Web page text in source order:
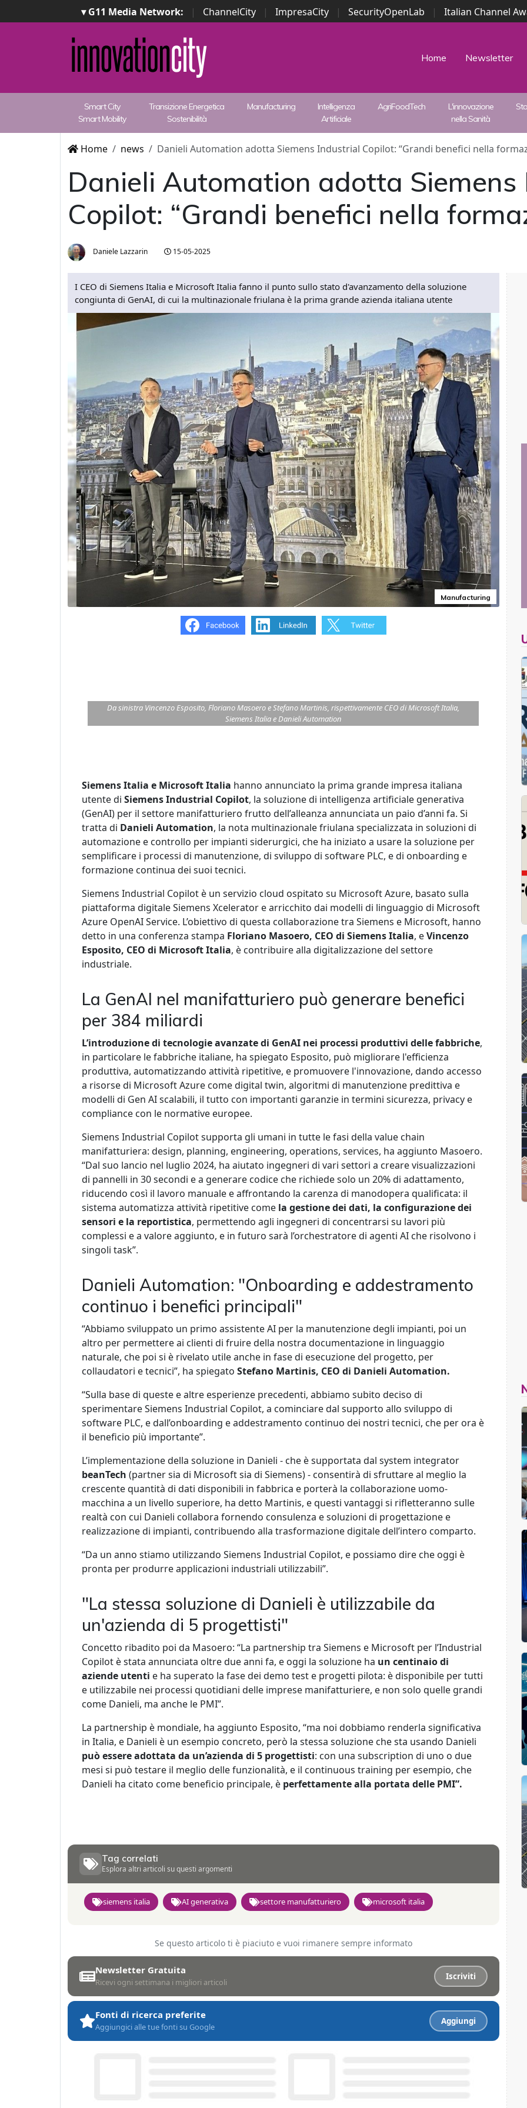
▾ G11 Media Network: | ChannelCity | ImpresaCity | SecurityOpenLab | Italian Channel
Security Awards | ...
Home Newsletter
Smart City
Smart Mobility
Transizione Energetica
Sostenibilità
Manufacturing
Intelligenza
Artificiale
AgriFoodTech
L'innovazione
nella Sanità
Home news Danieli Automation adotta Siemens Industrial Copilot: “Grandi benefici nella
Danieli Automation adotta Siemens
Copilot: “Grandi benefici nella
Daniele Lazzarin 15-05-2025
I CEO di Siemens Italia e Microsoft Italia fanno il punto sullo stato d'avanzamento della soluzione
congiunta di GenAI, di cui la multinazionale friulana è la prima grande azienda italiana utente
Manufacturing
Da sinistra Vincenzo Esposito, Floriano Masoero e Stefano Martinis, rispettivamente CEO di Microsoft Italia,
Siemens Italia e Danieli Automation
Siemens Italia e Microsoft Italia hanno annunciato la prima grande impresa italiana
utente di Siemens Industrial Copilot, la soluzione di intelligenza artificiale generativa
(GenAI) per il settore manifatturiero frutto dell’alleanza annunciata un paio d’anni fa. Si
tratta di Danieli Automation, la nota multinazionale friulana specializzata in soluzioni di
automazione e controllo per impianti siderurgici, che ha iniziato a usare la soluzione per
semplificare i processi di manutenzione, di sviluppo di software PLC, e di onboarding e
formazione continua dei suoi tecnici.
Siemens Industrial Copilot è un servizio cloud ospitato su Microsoft Azure, basato sulla
piattaforma digitale Siemens Xcelerator e arricchito dai modelli di linguaggio di Microsoft
Azure OpenAI Service. L’obiettivo di questa collaborazione tra Siemens e Microsoft, hanno
detto in una conferenza stampa Floriano Masoero, CEO di Siemens Italia, eVincenzo
Esposito, CEO di Microsoft Italia, è contribuire alla digitalizzazione del settore
industriale.
La GenAI nel manifatturiero può generare benefici
per 384 miliardi
L’introduzione di tecnologie avanzate di GenAI nei processi produttivi delle fabbriche,
in particolare le fabbriche italiane, ha spiegato Esposito, può migliorare l'efficienza
produttiva, automatizzando attività ripetitive, e promuovere l'innovazione, dando accesso
a risorse di Microsoft Azure come digital twin, algoritmi di manutenzione predittiva e
modelli di Gen AI scalabili, il tutto con importanti garanzie in termini sicurezza, privacy e
compliance con le normative europee.
Siemens Industrial Copilot supporta gli umani in tutte le fasi della value chain
manifatturiera: design, planning, engineering, operations, services, ha aggiunto Masoero.
“Dal suo lancio nel luglio 2024, ha aiutato ingegneri di vari settori a creare visualizzazioni
di pannelli in 30 secondi e a generare codice che richiede solo un 20% di adattamento,
riducendo così il lavoro manuale e affrontando la carenza di manodopera qualificata: il
sistema automatizza attività ripetitive come la gestione dei dati, la configurazione dei
sensori e la reportistica, permettendo agli ingegneri di concentrarsi su lavori più
complessi e a valore aggiunto, e in futuro sarà l’orchestratore di agenti AI che risolvono i
singoli task”.
Danieli Automation: "Onboarding e addestramento
continuo i benefici principali"
“Abbiamo sviluppato un primo assistente AI per la manutenzione degli impianti, poi un
altro per permettere ai clienti di fruire della nostra documentazione in linguaggio
naturale, che poi si è rivelato utile anche in fase di esecuzione del progetto, per
collaudatori e tecnici”, ha spiegato Stefano Martinis, CEO di Danieli Automation.
“Sulla base di queste e altre esperienze precedenti, abbiamo subito deciso di
sperimentare Siemens Industrial Copilot, a cominciare dal supporto allo sviluppo di
software PLC, e dall’onboarding e addestramento continuo dei nostri tecnici, che per ora è
il beneficio più importante”.
L’implementazione della soluzione in Danieli - che è supportata dal system integrator
beanTech (partner sia di Microsoft sia di Siemens) - consentirà di sfruttare al meglio la
crescente quantità di dati disponibili in fabbrica e porterà la collaborazione uomo-
macchina a un livello superiore, ha detto Martinis, e questi vantaggi si rifletteranno sulle
realtà con cui Danieli collabora fornendo consulenza e soluzioni di progettazione e
realizzazione di impianti, contribuendo alla trasformazione digitale dell’intero comparto.
“Da un anno stiamo utilizzando Siemens Industrial Copilot, e possiamo dire che oggi è
pronta per produrre applicazioni industriali utilizzabili”.
"La stessa soluzione di Danieli è utilizzabile da
un'azienda di 5 progettisti"
Concetto ribadito poi da Masoero: “La partnership tra Siemens e Microsoft per l’Industrial
Copilot è stata annunciata oltre due anni fa, e oggi la soluzione ha un centinaio di
aziende utenti e ha superato la fase dei demo test e progetti pilota: è disponibile per tutti
e utilizzabile nei processi quotidiani delle imprese manifatturiere, e non solo quelle grandi
come Danieli, ma anche le PMI”.
La partnership è mondiale, ha aggiunto Esposito, “ma noi dobbiamo renderla significativa
in Italia, e Danieli è un esempio concreto, però la stessa soluzione che sta usando Danieli
può essere adottata da un’azienda di 5 progettisti: con una subscription di uno o due
mesi si può testare il meglio delle funzionalità, e il continuous training per esempio, che
Danieli ha citato come beneficio principale, è perfettamente alla portata delle PMI”.
Tag correlati
Esplora altri articoli su questi argomenti
siemens italia AI generativa settore manufatturiero microsoft italia
Se questo articolo ti è piaciuto e vuoi rimanere sempre informato
Newsletter Gratuita
Ricevi ogni settimana i migliori articoli
Iscriviti
Fonti di ricerca preferite
Aggiungici alle tue fonti su Google
Aggiungi